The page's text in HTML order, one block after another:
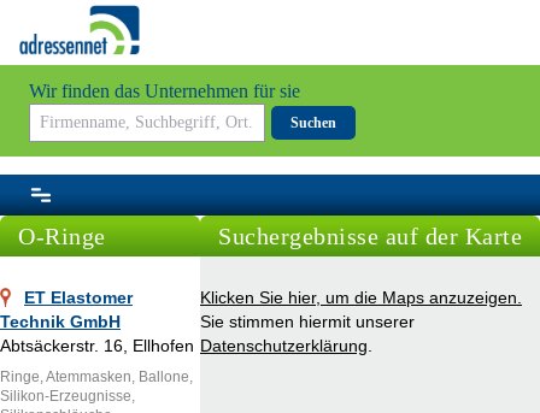
Wir finden das Unternehmen für sie
Suchen
O-Ringe
ET Elastomer
Technik GmbH
Abtsäckerstr. 16, Ellhofen
Ringe, Atemmasken, Ballone,
Silikon-Erzeugnisse,
Suchergebnisse auf der Karte
Klicken Sie hier, um die Maps anzuzeigen.
Sie stimmen hiermit unserer
Datenschutzerklärung